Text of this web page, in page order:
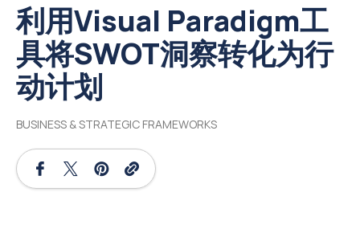
利用Visual Paradigm工
具将SWOT洞察转化为行
动计划
BUSINESS & STRATEGIC FRAMEWORKS